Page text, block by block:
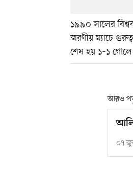
১৯৯০ সালের
স্মরণীয় ম্যাচে
শেষ হয় ১–১
আরও
০৭